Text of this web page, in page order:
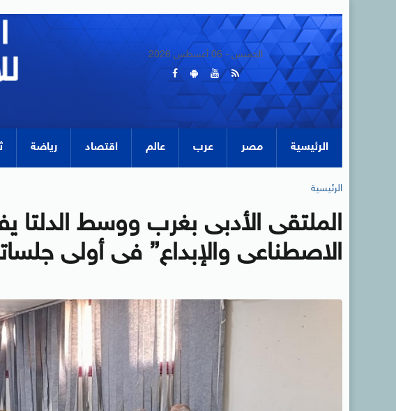
الخميس - 06 أغسطس 2026
الرئيسية مصر عرب عالم اقتصاد رياضة
الرئيسية
الملتقى الأدبى بغرب ووسط الدلتا
الاصطناعى والإبداع” فى أولى